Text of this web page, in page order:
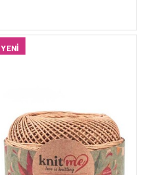
YENI